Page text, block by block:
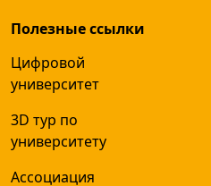
Полезные ссылки
Цифровой
университет
3D тур по
университету
Ассоциация